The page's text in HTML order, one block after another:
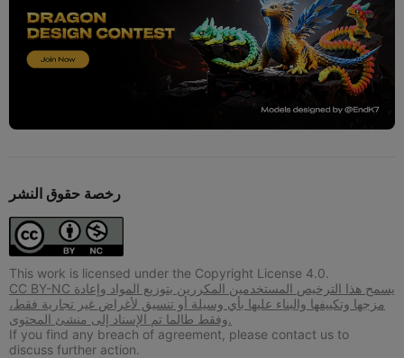
رخصة حقوق النشر
This work is licensed under the Copyright License 4.0.
CC BY-NC يسمح هذا الترخيص المستخدمين المكررين بتوزيع المواد وإعادة
مزجها وتكييفها والبناء عليها بأي وسيلة أو تنسيق لأغراض غير تجارية فقط،
وفقط طالما تم الإسناد إلى منشئ المحتوى.
If you find any breach of agreement, please contact us to
discuss further action.